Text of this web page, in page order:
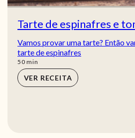
Tarte de espinafres e
Vamos provar uma tarte? Então
tarte de espinafres
50min
min
VER RECEITA